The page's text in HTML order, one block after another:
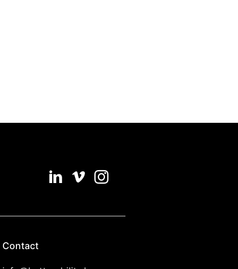
Contact